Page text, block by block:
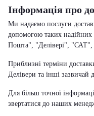
Інформація про
Ми надаємо послуги
допомогою таких
Пошта", "Делівері", "САТ",
Приблизні терміни
Делівери та інші зазвичай
Для більш точної
звертатися до наших